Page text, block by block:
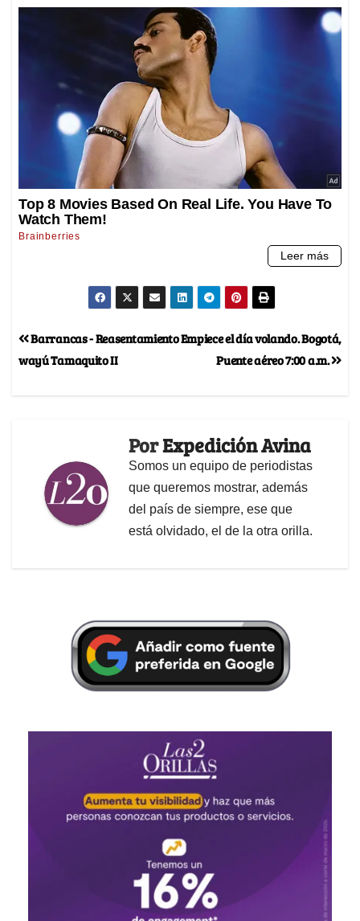
Empiece el día volando. Bogotá,
Puente aéreo 7:00 a.m.
Barrancas - Reasentamiento
wayú Tamaquito II
PorExpedición Avina
Somos un equipo de periodistas
que queremos mostrar, además
del país de siempre, ese que
está olvidado, el de la otra orilla.